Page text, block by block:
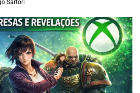
Sartori